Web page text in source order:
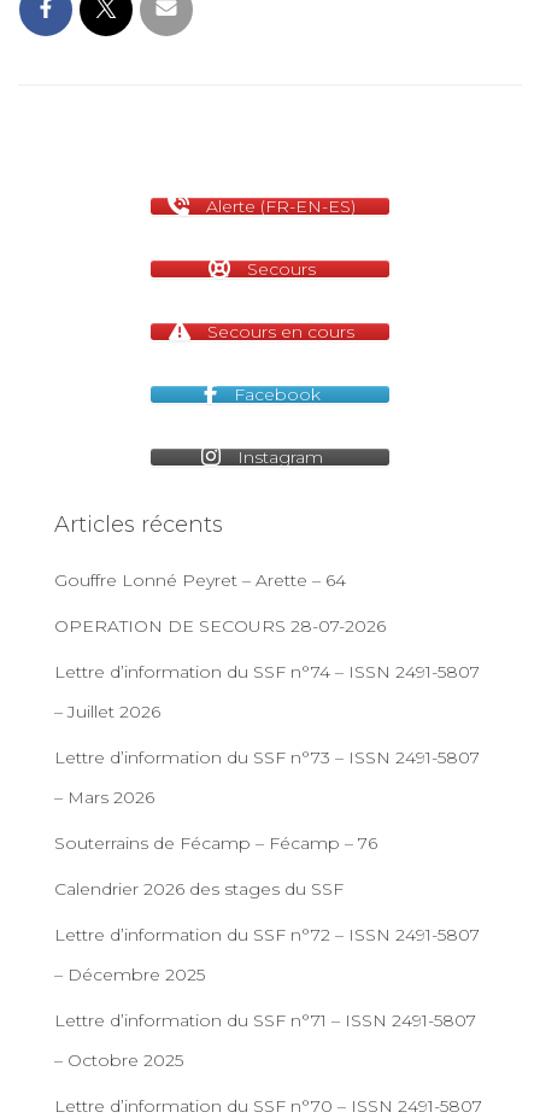
Alerte (FR-EN-ES)
Secours
Secours en cours
Facebook
Instagram
Articles récents
Gouffre Lonné Peyret – Arette – 64
OPERATION DE SECOURS 28-07-2026
Lettre d’information du SSF n°74 – ISSN 2491-5807
– Juillet 2026
Lettre d’information du SSF n°73 – ISSN 2491-5807
– Mars 2026
Souterrains de Fécamp – Fécamp – 76
Calendrier 2026 des stages du SSF
Lettre d’information du SSF n°72 – ISSN 2491-5807
– Décembre 2025
Lettre d’information du SSF n°71 – ISSN 2491-5807
– Octobre 2025
Lettre d’information du SSF n°70 – ISSN 2491-5807